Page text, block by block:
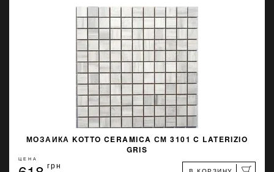
МОЗАИКА KOTTO CERAMICA СМ 3101 C LATERIZIO
GRIS
ЦЕНА
грн